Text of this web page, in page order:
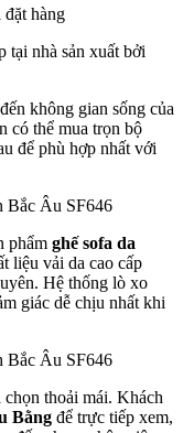
hàng
tại nhà sản xuất bởi
không gian sống của
có thể mua trọn bộ
để phù hợp nhất với
phẩm ghế sofa da
liệu vải da cao cấp
Hệ thống lò xo
giác dễ chịu nhất khi
thoải mái. Khách
Bằng để trực tiếp xem,